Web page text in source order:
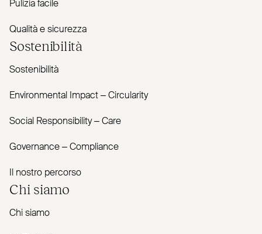
Pulizia facile
Qualità e sicurezza
Sostenibilità
Sostenibilità
Envi­ronmental Impact – Cir­cularity
Social Responsibility – Care
Governance – Com­pliance
Il nostro percorso
Chi siamo
Chi siamo